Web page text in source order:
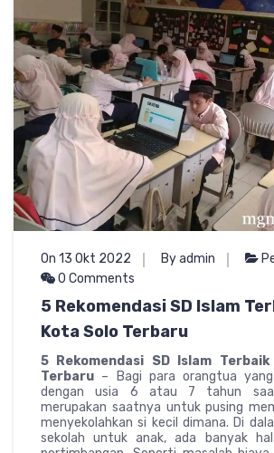
On 13 Okt 2022 By admin
0 Comments
5 Rekomendasi SD Islam
Kota Solo Terbaru
5 Rekomendasi SD Islam
Terbaru – Bagi para orangtua
dengan usia 6 atau 7 tahun
merupakan saatnya untuk pusing
menyekolahkan si kecil dimana. Di
sekolah untuk anak, ada banyak